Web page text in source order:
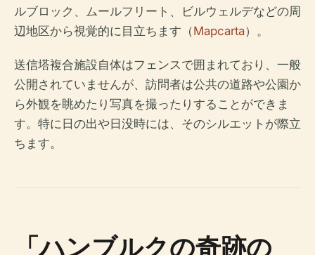
ルブロック、ムールフリート、ビルウェルデなどの周
辺地区から視覚的に目立ちます（Mapcarta）。
送信塔複合施設自体はフェンスで囲まれており、一般
公開されていませんが、訪問者は公共の道路や公園か
ら外観を眺めたり写真を撮ったりすることができま
す。特に日の出や日没時には、そのシルエットが際立
ちます。
「ハンブルクの奇跡の